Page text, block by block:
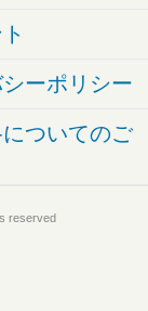
ーポリシー
ついてのご
reserved